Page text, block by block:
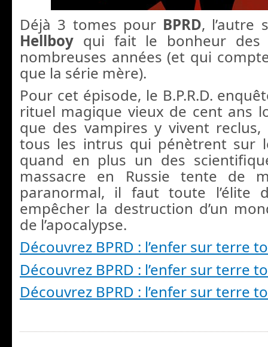
Déjà 3 tomes pour BPRD, l’autre
Hellboy qui fait le bonheur des
nombreuses années (et qui
que la série mère).
Pour cet épisode, le B.P.R.D.
rituel magique vieux de cent ans
que des vampires y vivent
tous les intrus qui pénètrent sur
quand en plus un des
massacre en Russie tente de
paranormal, il faut toute l’élite
empêcher la destruction d’un
de l’apocalypse.
Découvrez BPRD : l’enfer sur terre
Découvrez BPRD : l’enfer sur terre
Découvrez BPRD : l’enfer sur terre